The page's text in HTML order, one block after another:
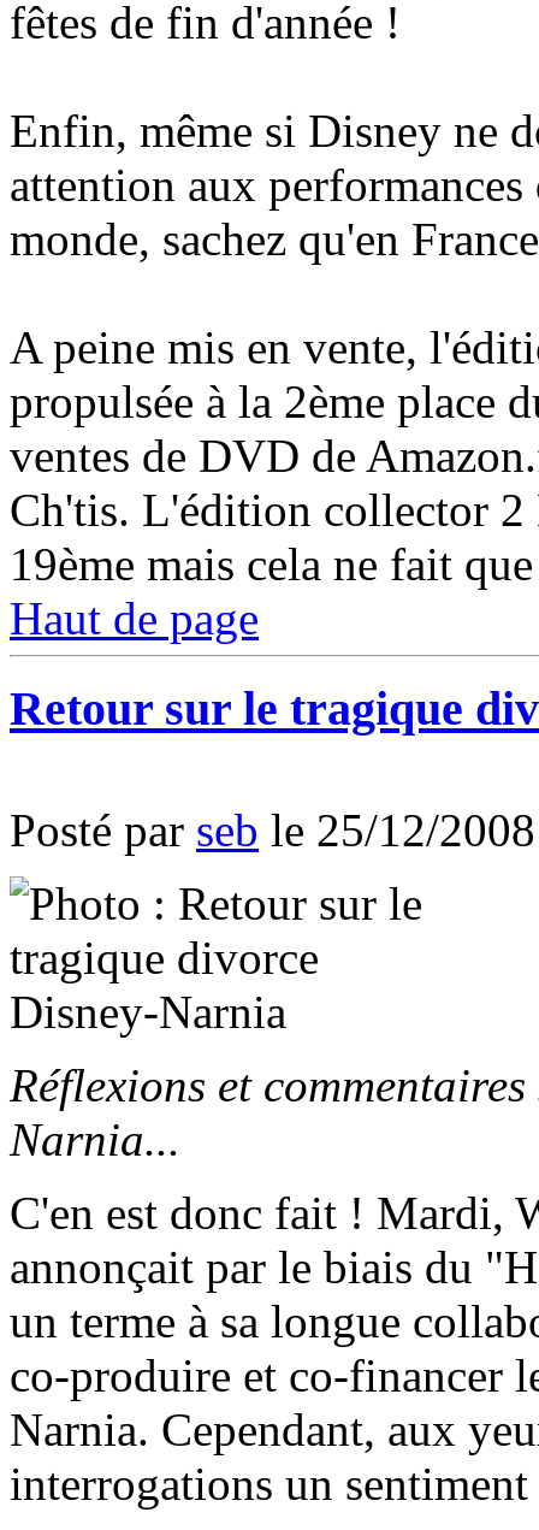
fêtes de fin d'année !
Enfin, même si Disney ne
attention aux
monde, sachez qu'en
A peine mis en vente,
propulsée à la 2ème place
ventes de DVD de
Ch'tis. L'édition collector 2
19ème mais cela ne fait
Haut de page
Retour sur le tragique
Posté par seb le 25/12/2008
Réflexions et
Narnia...
C'en est donc fait ! Mardi,
annonçait par le biais du
un terme à sa longue
co-produire et co-financer
Narnia. Cependant, aux
interrogations un